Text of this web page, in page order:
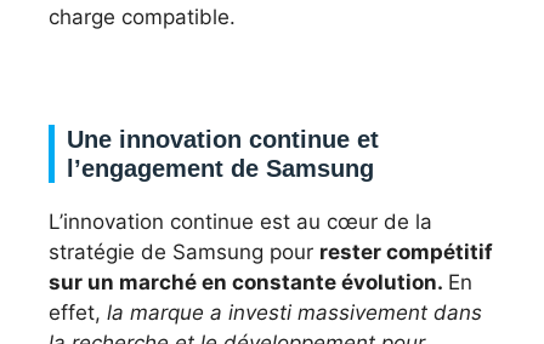
charge compatible.
Une innovation continue et
l’engagement de Samsung
L’innovation continue est au cœur de la
stratégie de Samsung pour rester compétitif
sur un marché en constante évolution. En
effet, la marque a investi massivement dans